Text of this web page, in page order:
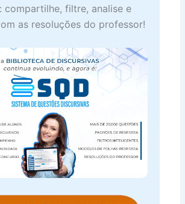
compartilhe, filtre, analise e
as resoluções do professor!